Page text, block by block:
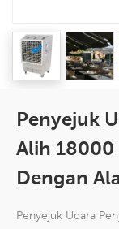
Penyejuk
Alih
Dengan
Penyejuk Udara